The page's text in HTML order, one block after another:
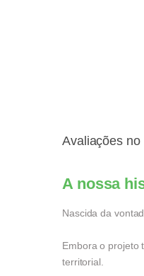
Avaliações no
A nossa
Nascida da
Embora o projeto
territorial.